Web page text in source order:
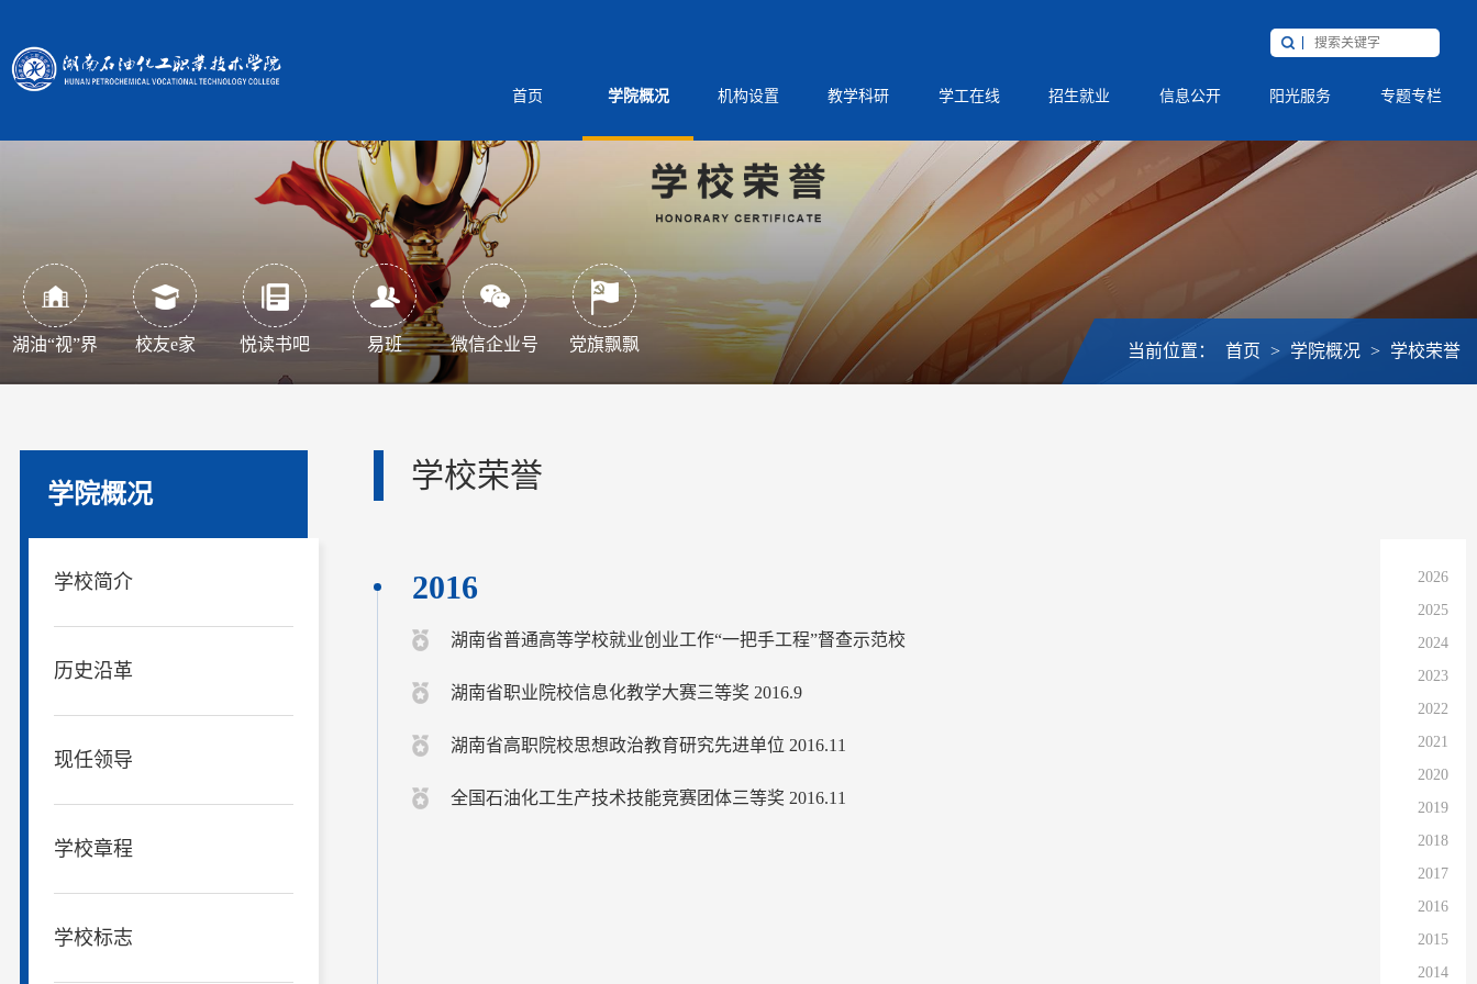
首页 学院概况 机构设置 教学科研 学工在线 招生就业 信息公开 阳光服务 专题专栏
湖油“视”界 校友e家 悦读书吧 易班 微信企业号 党旗飘飘 当前位置： 首页 > 学院概况 > 学校荣誉
学院概况
学校简介
历史沿革
现任领导
学校章程
学校标志
学校荣誉
2016
湖南省普通高等学校就业创业工作“一把手工程”督查示范校
湖南省职业院校信息化教学大赛三等奖 2016.9
湖南省高职院校思想政治教育研究先进单位 2016.11
全国石油化工生产技术技能竞赛团体三等奖 2016.11
2026
2025
2024
2023
2022
2021
2020
2019
2018
2017
2016
2015
2014